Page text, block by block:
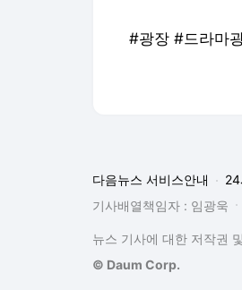
#광장 #드라마
다음뉴스 서비스안내
기사배열책임자 : 임광욱
뉴스 기사에 대한 저작권
© Daum Corp.